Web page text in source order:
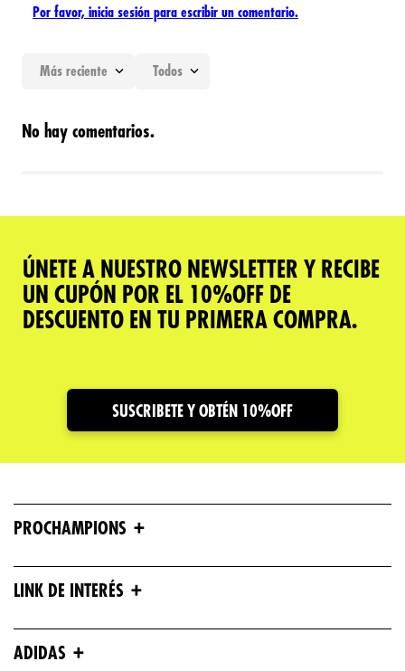
Por favor, inicia sesión para escribir un comentario.
Más reciente Todos
No hay comentarios.
ÚNETE A NUESTRO NEWSLETTER Y RECIBE
UN CUPÓN POR EL 10%OFF DE
DESCUENTO EN TU PRIMERA COMPRA.
SUSCRIBETE Y OBTÉN 10%OFF
PROCHAMPIONS +
LINK DE INTERÉS +
ADIDAS +